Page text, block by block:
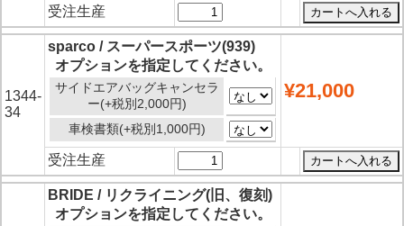
受注生産
1344-
34
sparco / スーパースポーツ(939)
オプションを指定してください。
サイドエアバッグキャンセラ
ー(+税別2,000円)
車検書類(+税別1,000円)
¥21,000
受注生産
BRIDE / リクライニング(旧、復刻)
オプションを指定してください。